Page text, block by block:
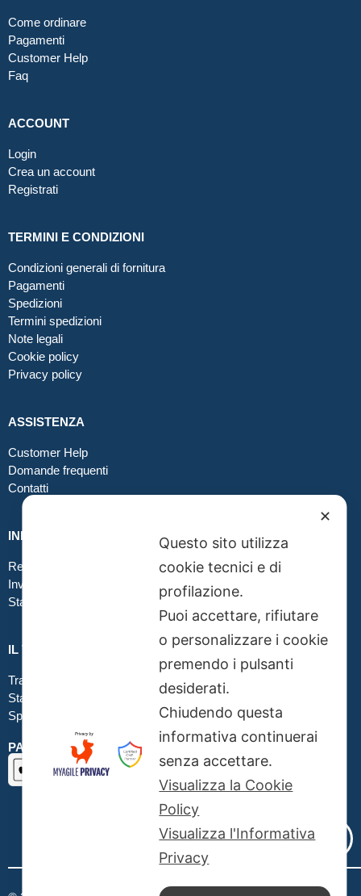
Come ordinare
Pagamenti
Customer Help
Faq
ACCOUNT
Login
Crea un account
Registrati
TERMINI E CONDIZIONI
Condizioni generali di fornitura
Pagamenti
Spedizioni
Termini spedizioni
Note legali
Cookie policy
Privacy policy
ASSISTENZA
Customer Help
Domande frequenti
Contatti
INFO GRAFICA
Realizzare file corretti
Inviare file grafici
Stampa in tessuto
IL TUO ORDINE
Traccia la tua spedizione
Stato del tuo ordine
Spedizioni
PAGAMENTI SICURI SSL
✕
Questo sito utilizza
cookie tecnici e di
profilazione.
Puoi accettare, rifiutare
o personalizzare i cookie
premendo i pulsanti
desiderati.
Chiudendo questa
informativa continuerai
senza accettare.
Visualizza la Cookie
Policy
Visualizza l'Informativa
Privacy